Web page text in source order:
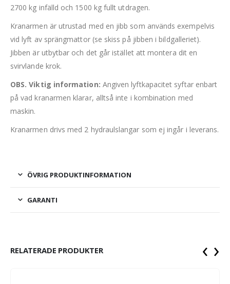
2700 kg infälld och 1500 kg fullt utdragen.
Kranarmen är utrustad med en jibb som används exempelvis
vid lyft av sprängmattor (se skiss på jibben i bildgalleriet).
Jibben är utbytbar och det går istället att montera dit en
svirvlande krok.
OBS. Viktig information: Angiven lyftkapacitet syftar enbart
på vad kranarmen klarar, alltså inte i kombination med
maskin.
Kranarmen drivs med 2 hydraulslangar som ej ingår i leverans.
ÖVRIG PRODUKTINFORMATION
GARANTI
RELATERADE PRODUKTER ‹ ›